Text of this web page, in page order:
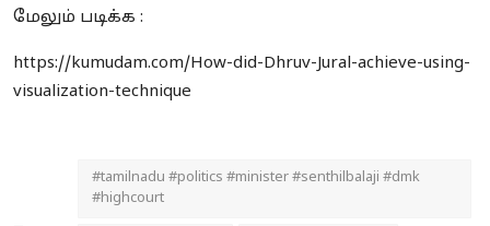
மேலும் படிக்க :
https://kumudam.com/How-did-Dhruv-Jural-achieve-using-
visualization-technique
#tamilnadu #politics #minister #senthilbalaji #dmk
#highcourt